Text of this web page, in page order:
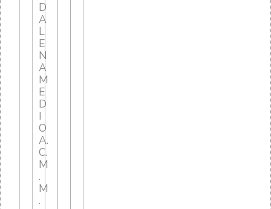
D
A
L
E
N
A
M
E
D
I
O
A.
C.
M
.
M
.